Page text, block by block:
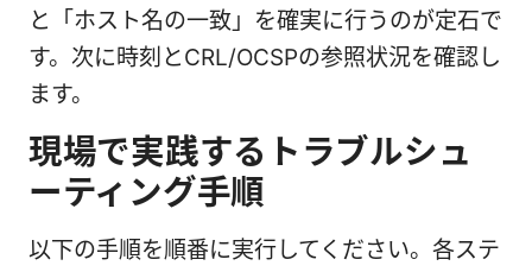
と「ホスト名の一致」を確実に行うのが定石で
す。次に時刻とCRL/OCSPの参照状況を確認し
ます。
現場で実践するトラブルシュ
ーティング手順
以下の手順を順番に実行してください。各ステ